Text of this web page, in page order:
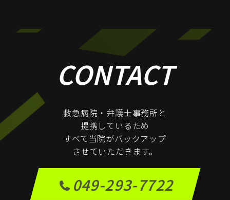
CONTACT
救急病院・弁護士事務所と
提携しているため
すべて当院がバックアップ
させていただきます。
049-293-7722